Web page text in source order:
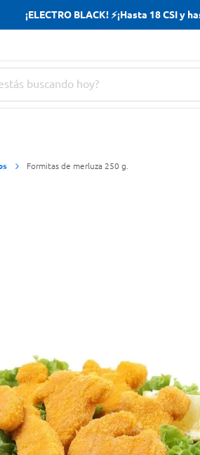
¡ELECTRO BLACK! ⚡¡Hasta 18 CSI y
buscando hoy?
Formitas de merluza 250 g.